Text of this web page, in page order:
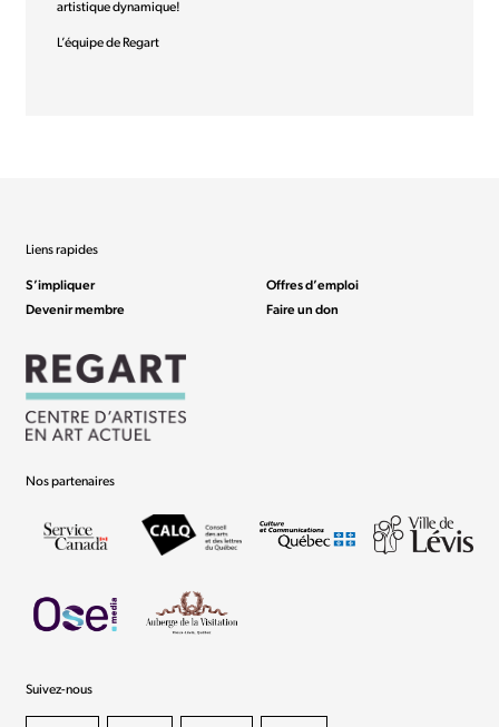
artistique dynamique!
L’équipe de Regart
Liens rapides
S’impliquer
Devenir membre
Offres d’emploi
Faire un don
Nos partenaires
Suivez-nous